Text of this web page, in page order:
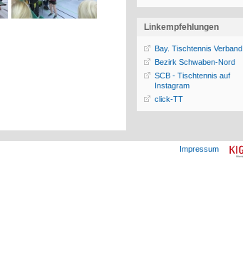
Linkempfehlungen
Bay. Tischtennis Verband
Bezirk Schwaben-Nord
SCB - Tischtennis auf
Instagram
click-TT
Impressum